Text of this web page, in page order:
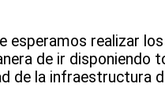
esperamos realizar
de ir disponiendo
de la infraestructura